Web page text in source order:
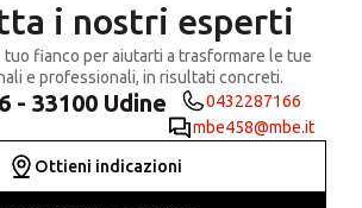
i nostri esperti
fianco per aiutarti a trasformare le tue
e professionali, in risultati concreti.
- 33100 Udine
0432287166
mbe458@mbe.it
Ottieni indicazioni